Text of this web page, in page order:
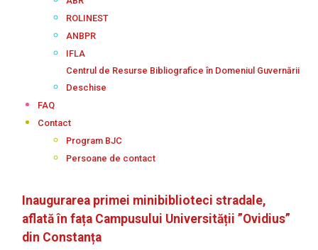
ROLINEST
ANBPR
IFLA
Centrul de Resurse Bibliografice în Domeniul Guvernării
Deschise
FAQ
Contact
Program BJC
Persoane de contact
Inaugurarea primei minibiblioteci stradale,
aflată în fața Campusului Universității ”Ovidius”
din Constanța